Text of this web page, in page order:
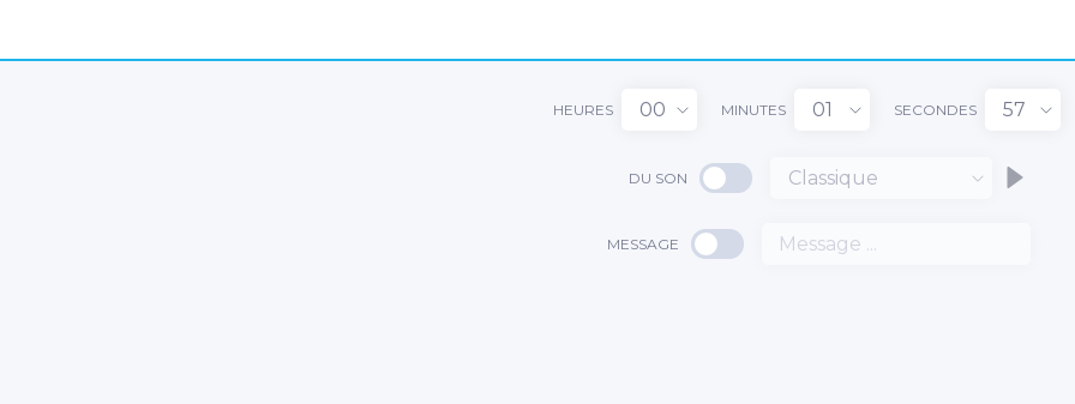
HEURES 00 MINUTES 01 SECONDES 57
DU SON Classique
MESSAGE
01